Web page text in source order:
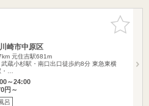
お気に入
りに追加
崎市中原区
元住吉駅681m
蔵小杉駅・南口出口徒歩約8分 東急東横
…
～24:00
円～
呂